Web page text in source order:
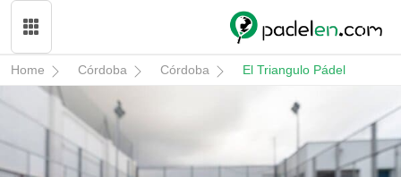
Home Córdoba Córdoba El Triangulo Pádel